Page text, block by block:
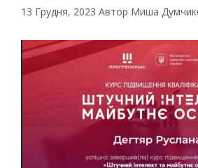
13 Грудня, 2023 Автор Миша